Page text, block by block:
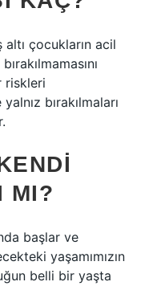
çocukların acil
riskleri
bırakılmaları
MI?
başlar ve
yaşamımızın
belli bir yaşta